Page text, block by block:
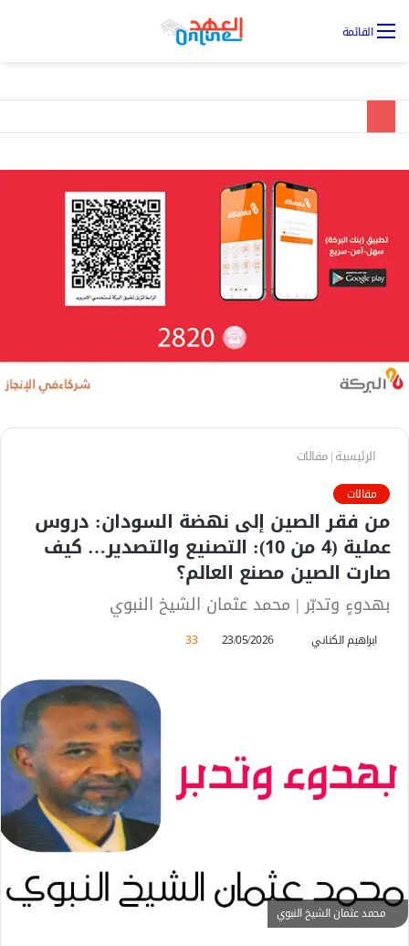
القائمة
الرئيسية|مقالات
مقالات
من فقر الصين إلى نهضة السودان: دروس
عملية (4 من 10): التصنيع والتصدير… كيف
صارت الصين مصنع العالم؟
بهدوءٍ وتدبّر | محمد عثمان الشيخ النبوي
ابراهيم الكناني
ي
د
ك
ت
ر
23/05/2026
33
محمد عثمان الشيخ النبوي